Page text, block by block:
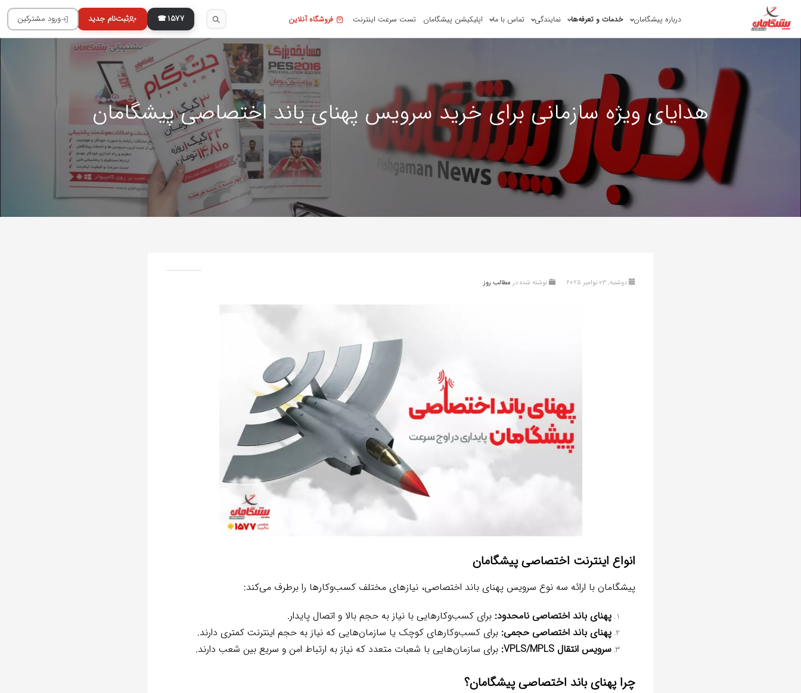
۱۵۷۷ درباره پیشگامان خدمات و تعرفه‌ها نمایندگی تماس با ما اپلیکیشن پیشگامان فروشگاه آنلاین تست سرعت اینترنت
هدایای ویژه سازمانی برای خرید سرویس پهنای باند اختصاصی پیشگامان
دوشنبه, 03 نوامبر 2025 نوشته شده در مطالب روز
انواع اینترنت اختصاصی پیشگامان
پیشگامان با ارائه سه نوع سرویس پهنای باند اختصاصی، نیازهای مختلف کسب‌وکارها را برطرف می‌کند:
پهنای باند اختصاصی نامحدود:برای کسب‌وکارهایی با نیاز به حجم بالا و اتصال پایدار.
پهنای باند اختصاصی حجمی:برای کسب‌وکارهای کوچک یا سازمان‌هایی که نیاز به حجم اینترنت کمتری دارند.
سرویس انتقال VPLS/MPLS:
برای سازمان‌هایی با شعبات متعدد که نیاز به ارتباط امن و سریع بین شعب دارند.
چرا پهنای باند اختصاصی پیشگامان؟